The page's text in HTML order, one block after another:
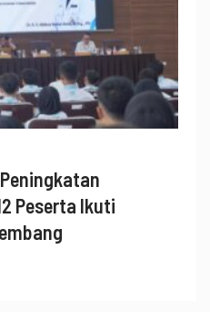
Peserta Ikuti